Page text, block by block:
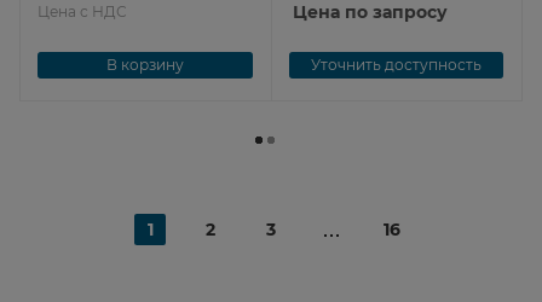
Цена с НДС
В корзину
Цена по запросу
Уточнить доступность
1 2 3 16